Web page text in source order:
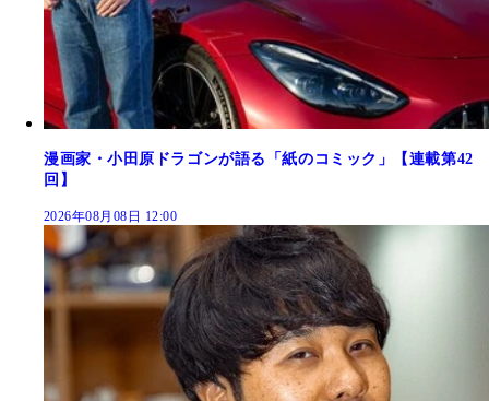
漫画家・小田原ドラゴンが語る「紙のコミック」【連載第42
回】
2026年08月08日 12:00